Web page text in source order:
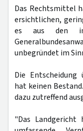
Das Rechtsmittel
ersichtlichen,
es aus den in
unbegründet im
Die
hat keinen
dazu zutreffend
"Das